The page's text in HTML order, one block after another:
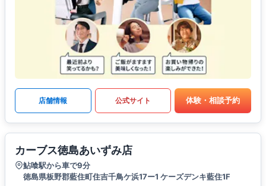
店舗情報 公式サイト 体験・相談予約
カーブス徳島あいずみ店
鮎喰駅から車で9分
徳島県板野郡藍住町住吉千鳥ケ浜17ー1 ケーズデンキ藍住1F